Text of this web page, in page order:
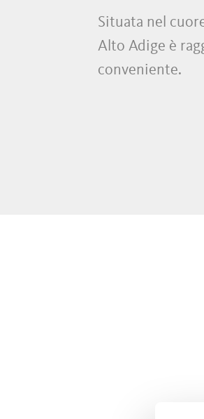
Situata nel
Alto Adige è
conveniente.